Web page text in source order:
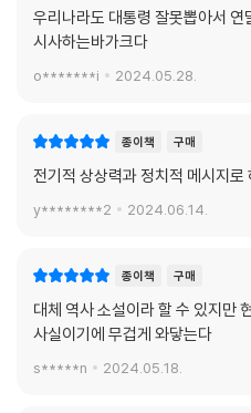
달은 후에 떠오르는 그 망연한 빛이
--- p.450
일로부터 멀리 도망쳐서 아무도 알
고 싶었다.
--- p.473
소설이 작가가 세상을 떠난 지 5년
령이 할 수 있는 최악의 일”에 대해
이것은 예언이 아니다. 이것은 악몽
그의 최고작이자 그의 다른 모든 작
로스는 그의 인생에서 가장 뛰어난
를 파고드는 역사를 그보다 잘 포착
지금까지 로스가 발표한 작품 중 가
우리나라도 대통령 잘못뽑아서 연
시사하는바가크다
o*******i 2024.05.28.
종이책 구매
전기적 상상력과 정치적 메시지로
y********2 2024.06.14.
종이책 구매
대체 역사 소설이라 할 수 있지만
사실이기에 무겁게 와닿는다
s*****n 2024.05.18.